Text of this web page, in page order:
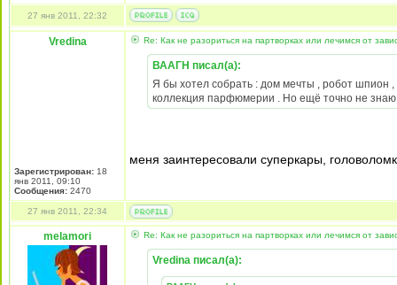
27 янв 2011, 22:32
Vredina
Зарегистрирован: 18
янв 2011, 09:10
Сообщения: 2470
Re: Как не разориться на партворках или лечимся от
ВААГН писал(а):
Я бы хотел собрать : дом мечты , робот
коллекция парфюмерии . Но ещё точно не
меня заинтересовали суперкары,
27 янв 2011, 22:34
melamori Re: Как не разориться на партворках или лечимся от
Vredina писал(а):